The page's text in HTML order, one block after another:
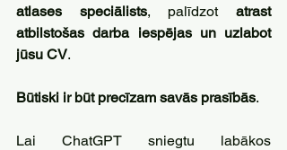
atlases speciālists, palīdzot atrast
atbilstošas darba iespējas un uzlabot
jūsu CV.
Būtiski ir būt precīzam savās prasībās.
Lai ChatGPT sniegtu labākos